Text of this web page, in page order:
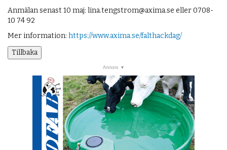
Anmälan senast 10 maj: lina.tengstrom@axima.se eller 0708-
10 74 92
Mer information: https://www.axima.se/falthackdag/
Tillbaka